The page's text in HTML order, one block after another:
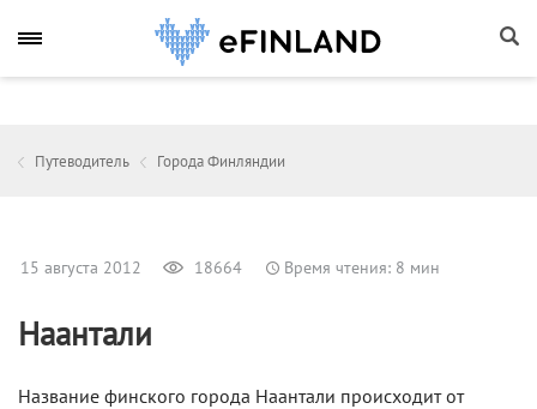
Путеводитель Города Финляндии
15 августа 2012 18664 Время чтения: 8 мин
Наантали
Название финского города Наантали происходит от